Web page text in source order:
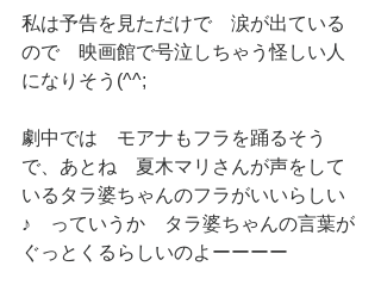
私は予告を見ただけで　涙が出ている
ので　映画館で号泣しちゃう怪しい人
になりそう(^^;
劇中では　モアナもフラを踊るそう
で、あとね　夏木マリさんが声をして
いるタラ婆ちゃんのフラがいいらしい
♪　っていうか　タラ婆ちゃんの言葉が
ぐっとくるらしいのよーーーー